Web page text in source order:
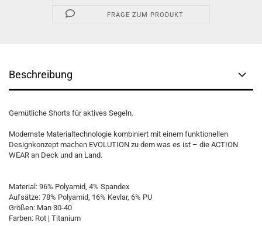
FRAGE ZUM PRODUKT
Beschreibung
Gemütliche Shorts für aktives Segeln.
Modernste Materialtechnologie kombiniert mit einem funktionellen
Designkonzept machen EVOLUTION zu dem was es ist – die ACTION
WEAR an Deck und an Land.
Material: 96% Polyamid, 4% Spandex
Aufsätze: 78% Polyamid, 16% Kevlar, 6% PU
Größen: Man 30-40
Farben: Rot | Titanium